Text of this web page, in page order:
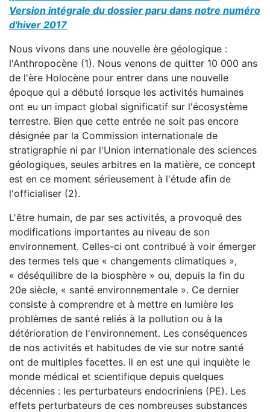
Version intégrale du dossier paru dans notre numéro
d'hiver 2017
Nous vivons dans une nouvelle ère géologique :
l'Anthropocène (1). Nous venons de quitter 10 000 ans
de l'ère Holocène pour entrer dans une nouvelle
époque qui a débuté lorsque les activités humaines
ont eu un impact global significatif sur l'écosystème
terrestre. Bien que cette entrée ne soit pas encore
désignée par la Commission internationale de
stratigraphie ni par l'Union internationale des sciences
géologiques, seules arbitres en la matière, ce concept
est en ce moment sérieusement à l'étude afin de
l'officialiser (2).
L'être humain, de par ses activités, a provoqué des
modifications importantes au niveau de son
environnement. Celles-ci ont contribué à voir émerger
des termes tels que « changements climatiques »,
« déséquilibre de la biosphère » ou, depuis la fin du
20e siècle, « santé environnementale ». Ce dernier
consiste à comprendre et à mettre en lumière les
problèmes de santé reliés à la pollution ou à la
détérioration de l'environnement. Les conséquences
de nos activités et habitudes de vie sur notre santé
ont de multiples facettes. Il en est une qui inquiète le
monde médical et scientifique depuis quelques
décennies : les perturbateurs endocriniens (PE). Les
effets perturbateurs de ces nombreuses substances